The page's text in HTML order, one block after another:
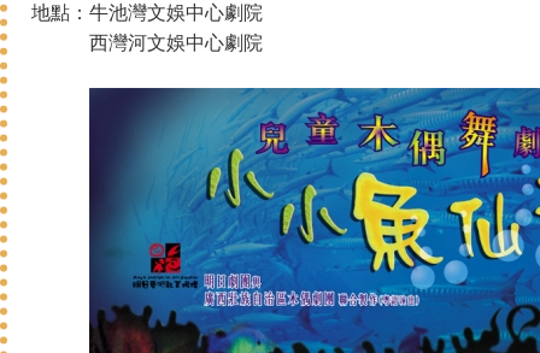
地點：牛池灣文娛中心劇院
西灣河文娛中心劇院